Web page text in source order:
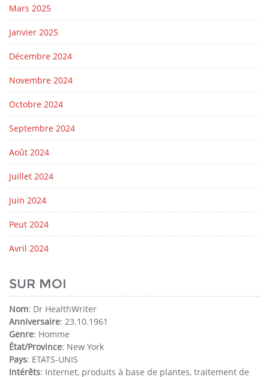
Mars 2025
Janvier 2025
Décembre 2024
Novembre 2024
Octobre 2024
Septembre 2024
Août 2024
Juillet 2024
Juin 2024
Peut 2024
Avril 2024
SUR MOI
Nom: Dr HealthWriter
Anniversaire: 23.10.1961
Genre: Homme
État/Province: New York
Pays: ETATS-UNIS
Intérêts: Internet, produits à base de plantes, traitement de